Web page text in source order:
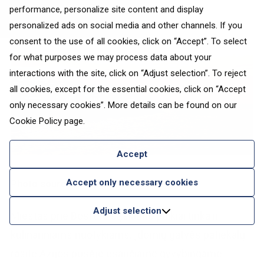
performance, personalize site content and display
personalized ads on social media and other channels. If you
consent to the use of all cookies, click on “Accept”. To select
for what purposes we may process data about your
interactions with the site, click on “Adjust selection”. To reject
all cookies, except for the essential cookies, click on “Accept
only necessary cookies”. More details can be found on our
Cookie Policy page.
Accept
Accept only necessary cookies
Adjust selection
Photo source:Unsplash
Miestas prie Bosforo sąsiaurio puikiai tinka ir